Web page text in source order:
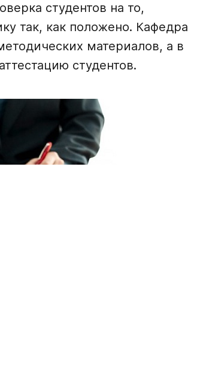
студентов на то,
так, как положено. Кафедра
материалов, а в
студентов.